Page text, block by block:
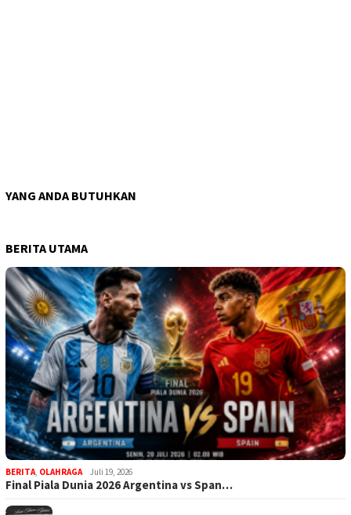
YANG ANDA BUTUHKAN
BERITA UTAMA
BERITA, OLAHRAGA Juli 19, 2026
Final Piala Dunia 2026 Argentina vs Span…